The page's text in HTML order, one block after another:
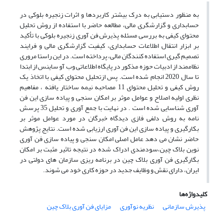
به منظور دستیابی به درک بیشتر کاربردها و اثرات زنجیره بلوکی در
حسابداری و گزارشگری مالی، مطالعه حاضر با استفاده از روش تحلیل
محتوای کیفی به بررسی مسئله پذیرش فن آوری زنجیره بلوکی با تأکید
بر ابزار انتقال اطلاعات حسابداری، کیفیت گزارشگری مالی و فرایند
تصمیم گیری استفاده کنندگان مالی، پرداخته است. در این راستا مروری
نظام‎مند از ادبیات حوزه مذکور در پایگاه اطلاعاتی وب آو ساینس از ابتدا
تا سال 2020 انجام شده است. پس ازتحلیل محتوای کیفی با اتخاذ یک
روش کیفی و تحلیل محتوای 11 مصاحبه نیمه ساختار یافته ، مفاهیم
نظری اولیه اصلاح و عوامل موثر بر امکان سنجی و پیاده سازی این فن
آوری شناسایی شده است . در نهایت با جمع آوری و تحلیل 35 پرسش
نامه به روش دلفی فازی دیدگاه خبرگان در مورد عوامل موثر بر
بکارگیری و پیاده سازی این فن آوری ارزیابی شده است. نتایج پژوهش
حاضر نشان می دهد عامل اصلی امکان سنجی و پیاده سازی فن آوری
نوین بلاک چین،سودمندی ادراک شده در نتیجه تاثیر مثبت بر امکان
بگارگیری فن آوری بلاک چین در برنامه ریزی سازمان های دولتی در
ایران، دارای نقش و وظایف جدید در حوزه کاری خود می شوند.
کلیدواژه‌ها
پذیرش سازمانی
نظریه نوآوری مزایای فن آوری بلاک چین